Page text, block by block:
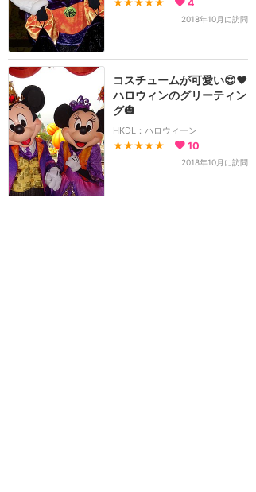
★★★★★ 4
2018年10月に訪問
コスチュームが可愛い😍❤️
ハロウィンのグリーティン
グ🎃
HKDL：ハロウィーン
★★★★★ 10
2018年10月に訪問